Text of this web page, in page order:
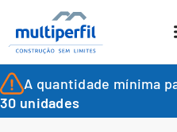
A quantidade mínima
30 unidades